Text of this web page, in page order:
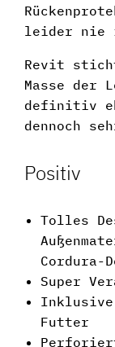
leider nie
Revit
Masse der
definitiv
dennoch
Positiv
Tolles
Cordura-
Super
Inklusive
Futter